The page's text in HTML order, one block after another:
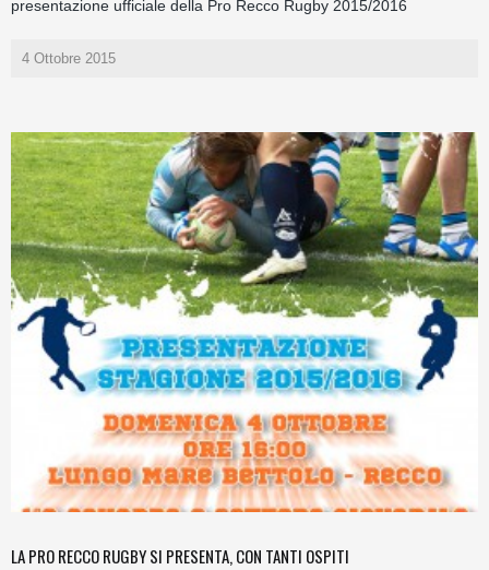
presentazione ufficiale della Pro Recco Rugby 2015/2016
4 Ottobre 2015
LA PRO RECCO RUGBY SI PRESENTA, CON TANTI OSPITI